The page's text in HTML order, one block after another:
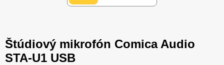
Štúdiový mikrofón Comica Audio
STA-U1 USB